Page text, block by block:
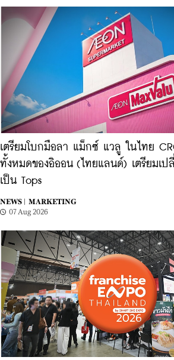
เตรียมโบกมือลา แม็กซ์ แวลู ในไทย
ทั้งหมดของอิออน (ไทยแลนด์) เตรียมเป
เป็น Tops
NEWS |
MARKETING
07 Aug 2026